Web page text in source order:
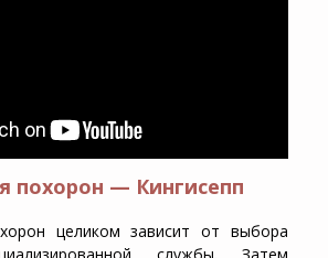
похорон — Кингисепп
целиком зависит от выбора